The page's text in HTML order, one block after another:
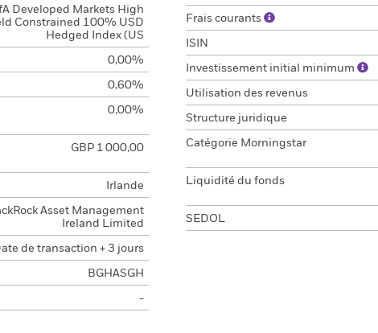
Developed Markets High
Constrained 100% USD
Hedged Index (US
0,00%
0,60%
0,00%
GBP 1 000,00
Irlande
Asset Management
Ireland Limited
de transaction + 3 jours
BGHASGH
-
Frais courants
ISIN
Investissement initial minimum
Utilisation des revenus
Structure juridique
Catégorie Morningstar
Liquidité du fonds
SEDOL